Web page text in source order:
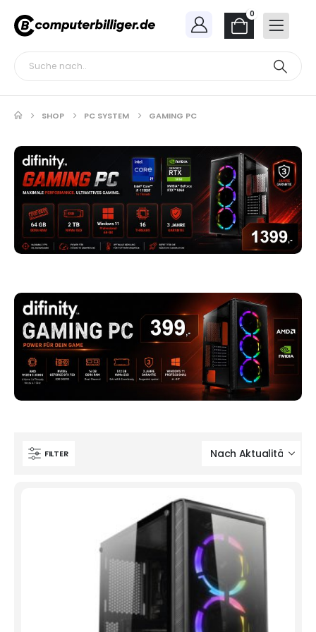
0
SHOP PC SYSTEM GAMING PC
FILTER